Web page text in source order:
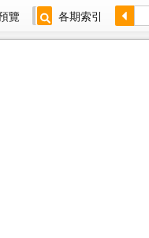
覽 各期索引